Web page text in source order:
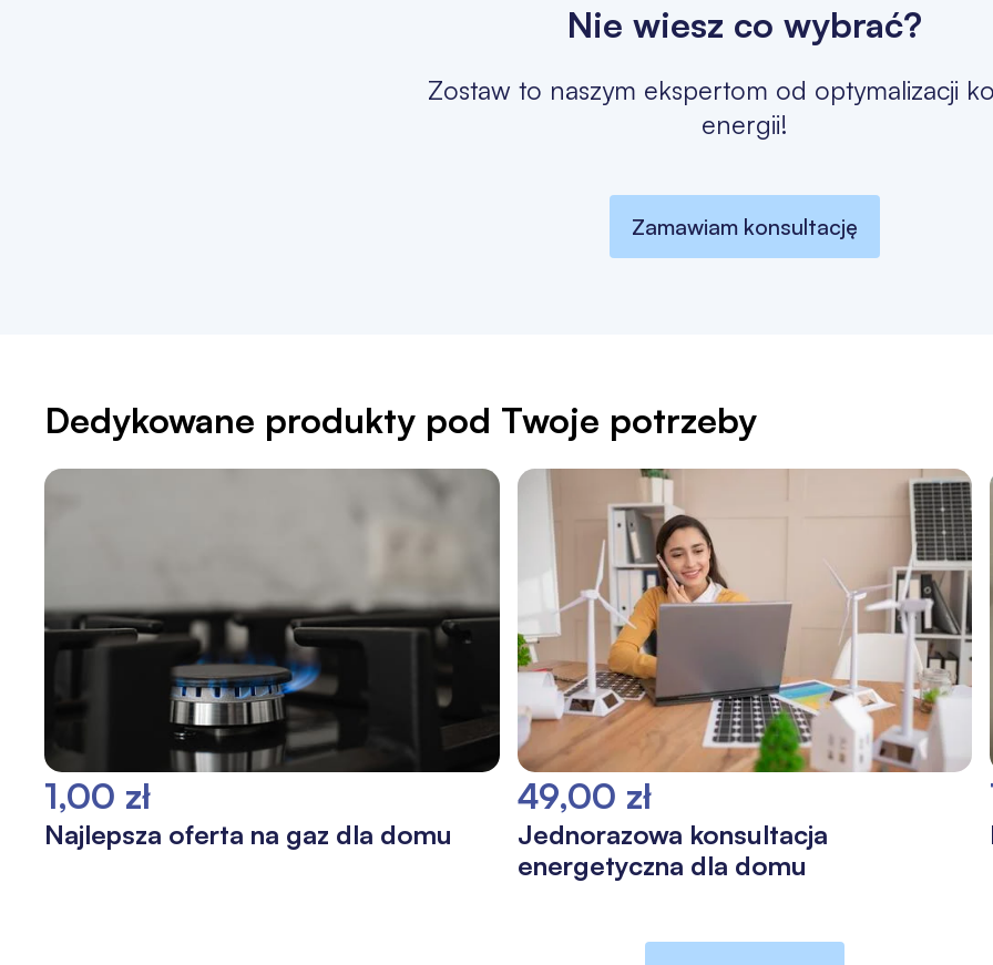
Nie wiesz co wybrać?
Zostaw to naszym ekspertom od optymalizacji
energii!
Zamawiam konsultację
Dedykowane produkty pod Twoje potrzeby
1,00 zł
Najlepsza oferta na gaz dla domu
49,00 zł
Jednorazowa konsultacja
energetyczna dla domu